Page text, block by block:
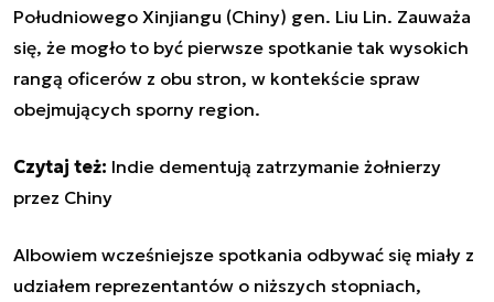
Południowego Xinjiangu (Chiny) gen. Liu Lin. Zauważa
się, że mogło to być pierwsze spotkanie tak wysokich
rangą oficerów z obu stron, w kontekście spraw
obejmujących sporny region.
Czytaj też: Indie dementują zatrzymanie żołnierzy
przez Chiny
Albowiem wcześniejsze spotkania odbywać się miały z
udziałem reprezentantów o niższych stopniach,